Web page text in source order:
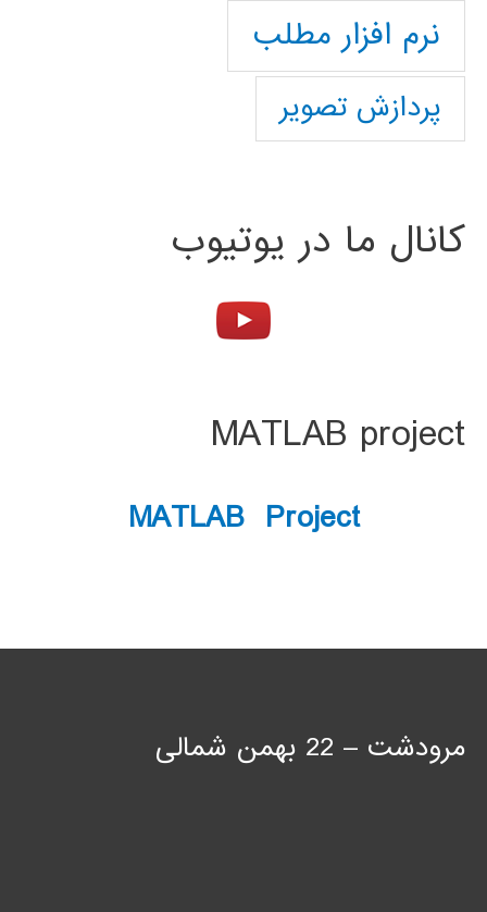
نرم افزار مطلب
پردازش تصویر
کانال ما در یوتیوب
MATLAB project
MATLAB Project
مرودشت – 22 بهمن شمالی